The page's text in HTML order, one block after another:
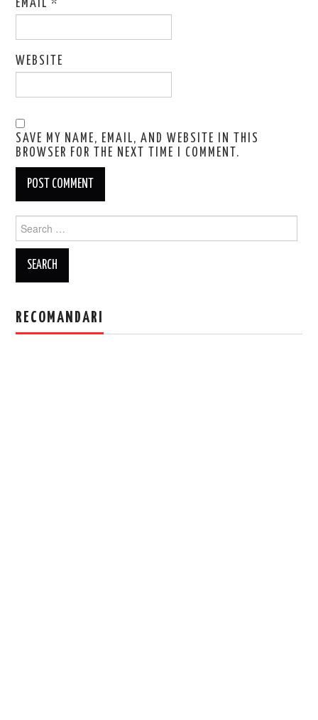
EMAIL*
WEBSITE
SAVE MY NAME, EMAIL, AND WEBSITE IN THIS
BROWSER FOR THE NEXT TIME I COMMENT.
for:
RECOMANDARI